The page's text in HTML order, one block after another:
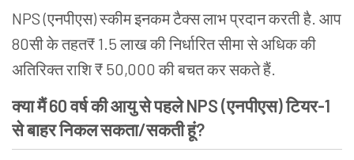
NPS(एनपीएस) स्कीम इनकम टैक्स लाभ प्रदान करती है. आप
80सी के तहत₹ 1.5 लाख की निर्धारित सीमा से अधिक की
अतिरिक्त राशि ₹ 50,000 की बचत कर सकते हैं.
क्या मैं 60 वर्ष की आयु से पहले NPS (एनपीएस)टियर-1
से बाहर निकल सकता/सकती हूं?